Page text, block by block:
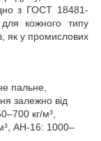
з ГОСТ 18481-
кожного типу
як у промислових
пальне,
залежно від
кг/м³,
АН-16: 1000–